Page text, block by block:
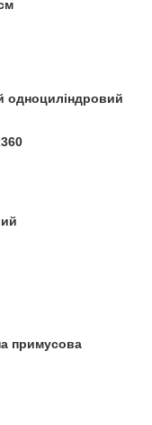
одноциліндровий
примусова